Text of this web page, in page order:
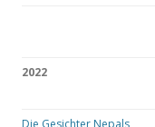
2022
Die Gesichter Nepals